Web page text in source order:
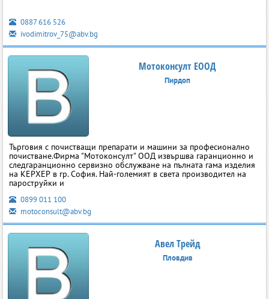
0887 616 526
ivodimitrov_75@abv.bg
Мотоконсулт ЕООД
Пирдоп
Търговия с почистващи препарати и машини за професионално
почистване.Фирма "Мотоконсулт" ООД извършва гаранционно и
следгаранционно сервизно обслужване на пълната гама изделия
на КЕРХЕР в гр. София. Най-големият в света производител на
пароструйки и
0899 011 100
motoconsult@abv.bg
Авел Трейд
Пловдив